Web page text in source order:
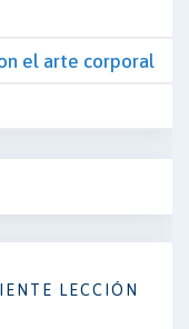
el arte corporal
LECCIÓN